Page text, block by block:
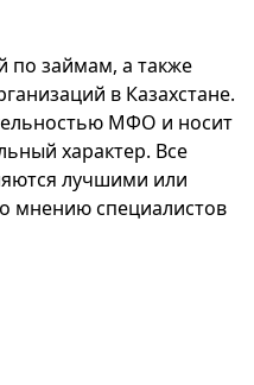
по займам, а также
в Казахстане.
МФО и носит
характер. Все
лучшими или
мнению специалистов